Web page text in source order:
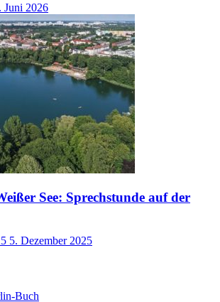
Juni 2026
See: Sprechstunde auf der
5. Dezember 2025